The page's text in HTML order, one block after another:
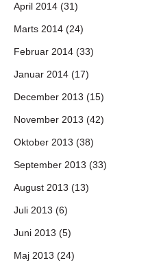
April 2014 (31)
Marts 2014 (24)
Februar 2014 (33)
Januar 2014 (17)
December 2013 (15)
November 2013 (42)
Oktober 2013 (38)
September 2013 (33)
August 2013 (13)
Juli 2013 (6)
Juni 2013 (5)
Maj 2013 (24)